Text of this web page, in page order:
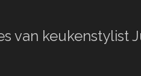
van keukenstylist